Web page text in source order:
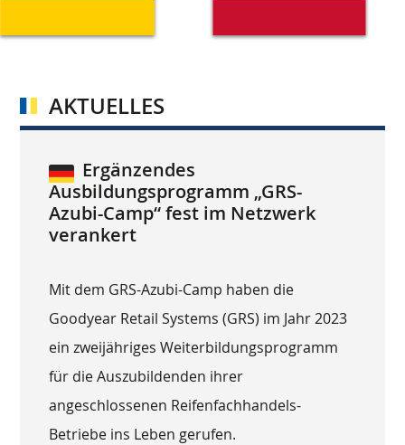
AKTUELLES
Ergänzendes
Ausbildungsprogramm „GRS-
Azubi-Camp“ fest im Netzwerk
verankert
Mit dem GRS-Azubi-Camp haben die
Goodyear Retail Systems (GRS) im Jahr 2023
ein zweijähriges Weiterbildungsprogramm
für die Auszubildenden ihrer
angeschlossenen Reifenfachhandels-
Betriebe ins Leben gerufen.